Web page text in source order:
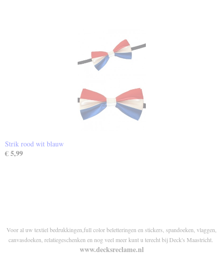
Strik rood wit blauw
€ 5,99
Voor al uw textiel bedrukkingen,full color beletteringen en stickers, spandoeken, vlaggen,
canvasdoeken, relatiegeschenken en nog veel meer kunt u terecht bij Deck's Maastricht.
www.decksreclame.nl